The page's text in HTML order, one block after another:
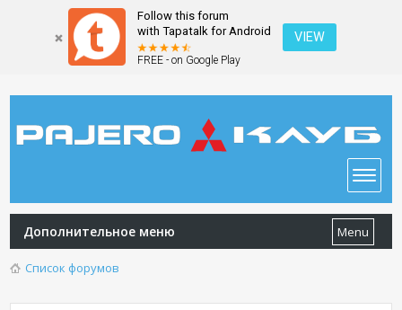
Follow this forum
with Tapatalk for Android
FREE - on Google Play
VIEW
Дополнительное меню Menu
Список форумов